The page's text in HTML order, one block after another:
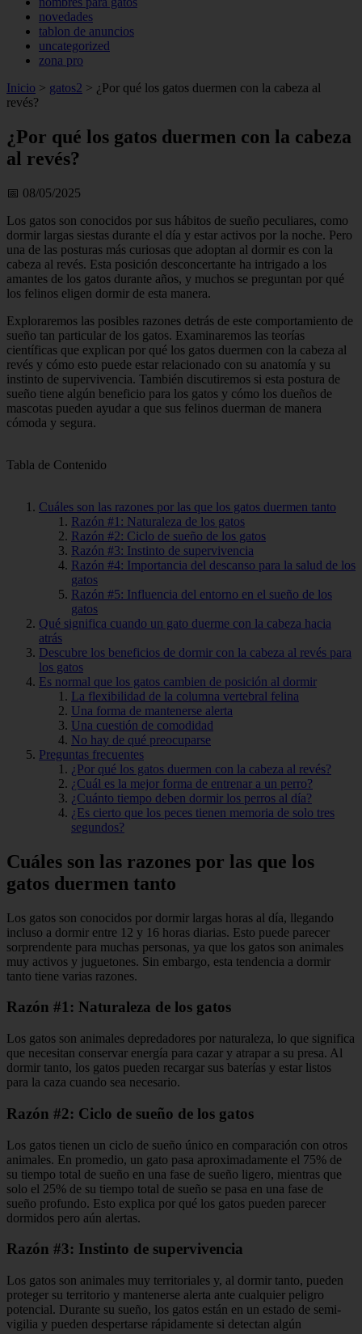
novedades
tablon de anuncios
uncategorized
zona pro
Inicio > gatos2 > ¿Por qué los gatos duermen con la cabeza al
revés?
¿Por qué los gatos duermen con la cabeza
al revés?
📅 08/05/2025
Los gatos son conocidos por sus hábitos de sueño peculiares, como
dormir largas siestas durante el día y estar activos por la noche. Pero
una de las posturas más curiosas que adoptan al dormir es con la
cabeza al revés. Esta posición desconcertante ha intrigado a los
amantes de los gatos durante años, y muchos se preguntan por qué
los felinos eligen dormir de esta manera.
Exploraremos las posibles razones detrás de este comportamiento de
sueño tan particular de los gatos. Examinaremos las teorías
científicas que explican por qué los gatos duermen con la cabeza al
revés y cómo esto puede estar relacionado con su anatomía y su
instinto de supervivencia. También discutiremos si esta postura de
sueño tiene algún beneficio para los gatos y cómo los dueños de
mascotas pueden ayudar a que sus felinos duerman de manera
cómoda y segura.
Tabla de Contenido
Cuáles son las razones por las que los gatos duermen tanto
Razón #1: Naturaleza de los gatos
Razón #2: Ciclo de sueño de los gatos
Razón #3: Instinto de supervivencia
Razón #4: Importancia del descanso para la salud de los
gatos
Razón #5: Influencia del entorno en el sueño de los
gatos
Qué significa cuando un gato duerme con la cabeza hacia
atrás
Descubre los beneficios de dormir con la cabeza al revés para
los gatos
Es normal que los gatos cambien de posición al dormir
La flexibilidad de la columna vertebral felina
Una forma de mantenerse alerta
Una cuestión de comodidad
No hay de qué preocuparse
Preguntas frecuentes
¿Por qué los gatos duermen con la cabeza al revés?
¿Cuál es la mejor forma de entrenar a un perro?
¿Cuánto tiempo deben dormir los perros al día?
¿Es cierto que los peces tienen memoria de solo tres
segundos?
Cuáles son las razones por las que los
gatos duermen tanto
Los gatos son conocidos por dormir largas horas al día, llegando
incluso a dormir entre 12 y 16 horas diarias. Esto puede parecer
sorprendente para muchas personas, ya que los gatos son animales
muy activos y juguetones. Sin embargo, esta tendencia a dormir
tanto tiene varias razones.
Razón #1: Naturaleza de los gatos
Los gatos son animales depredadores por naturaleza, lo que significa
que necesitan conservar energía para cazar y atrapar a su presa. Al
dormir tanto, los gatos pueden recargar sus baterías y estar listos
para la caza cuando sea necesario.
Razón #2: Ciclo de sueño de los gatos
Los gatos tienen un ciclo de sueño único en comparación con otros
animales. En promedio, un gato pasa aproximadamente el 75% de
su tiempo total de sueño en una fase de sueño ligero, mientras que
solo el 25% de su tiempo total de sueño se pasa en una fase de
sueño profundo. Esto explica por qué los gatos pueden parecer
dormidos pero aún alertas.
Razón #3: Instinto de supervivencia
Los gatos son animales muy territoriales y, al dormir tanto, pueden
proteger su territorio y mantenerse alerta ante cualquier peligro
potencial. Durante su sueño, los gatos están en un estado de semi-
vigilia y pueden despertarse rápidamente si detectan algún